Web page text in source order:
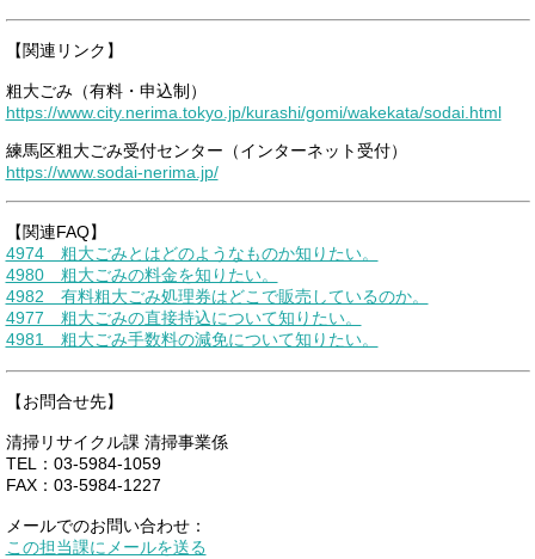
【関連リンク】
粗大ごみ（有料・申込制）
https://www.city.nerima.tokyo.jp/kurashi/gomi/wakekata/sodai.html
練馬区粗大ごみ受付センター（インターネット受付）
https://www.sodai-nerima.jp/
【関連FAQ】
4974 粗大ごみとはどのようなものか知りたい。
4980 粗大ごみの料金を知りたい。
4982 有料粗大ごみ処理券はどこで販売しているのか。
4977 粗大ごみの直接持込について知りたい。
4981 粗大ごみ手数料の減免について知りたい。
【お問合せ先】
清掃リサイクル課 清掃事業係
TEL：03-5984-1059
FAX：03-5984-1227
メールでのお問い合わせ：
この担当課にメールを送る